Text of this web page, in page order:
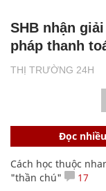
THỊ TRƯỜNG 24H
SHB nhận
pháp thanh
Đọc nhiều
Cách học thuộc
"thần chú"
17